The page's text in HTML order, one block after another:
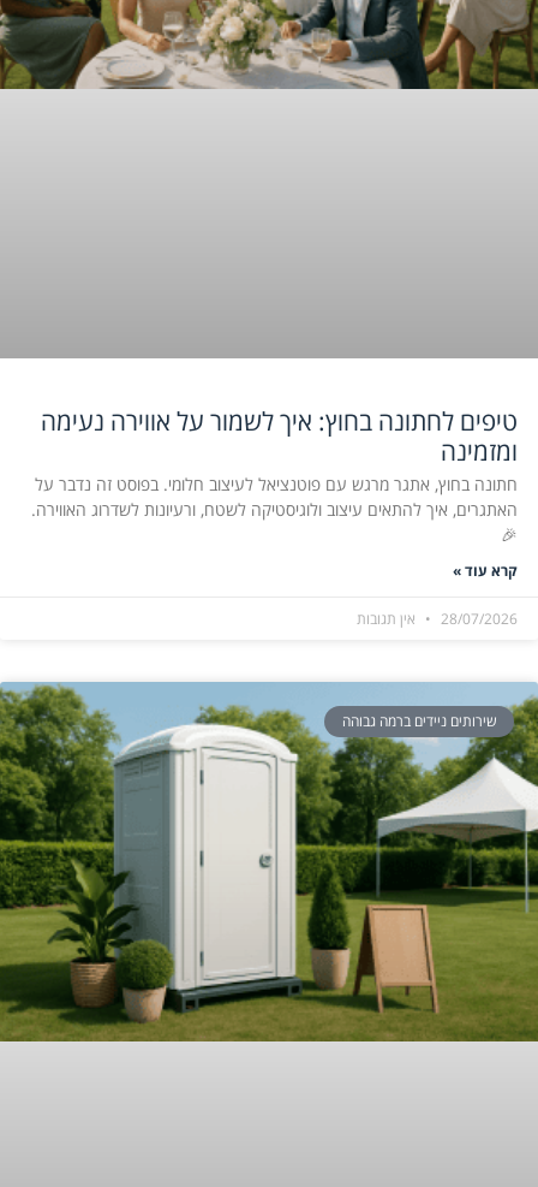
טיפים לחתונה בחוץ: איך לשמור על אווירה נעימה
ומזמינה
חתונה בחוץ, אתגר מרגש עם פוטנציאל לעיצוב חלומי. בפוסט זה נדבר על
האתגרים, איך להתאים עיצוב ולוגיסטיקה לשטח, ורעיונות לשדרוג האווירה.
🎉
קרא עוד »
28/07/2026 אין תגובות
שירותים ניידים ברמה גבוהה